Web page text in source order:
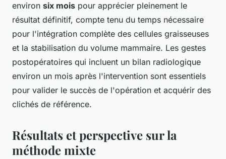
environ six mois pour apprécier pleinement le
résultat définitif, compte tenu du temps nécessaire
pour l'intégration complète des cellules graisseuses
et la stabilisation du volume mammaire. Les gestes
postopératoires qui incluent un bilan radiologique
environ un mois après l'intervention sont essentiels
pour valider le succès de l'opération et acquérir des
clichés de référence.
Résultats et perspective sur la
méthode mixte